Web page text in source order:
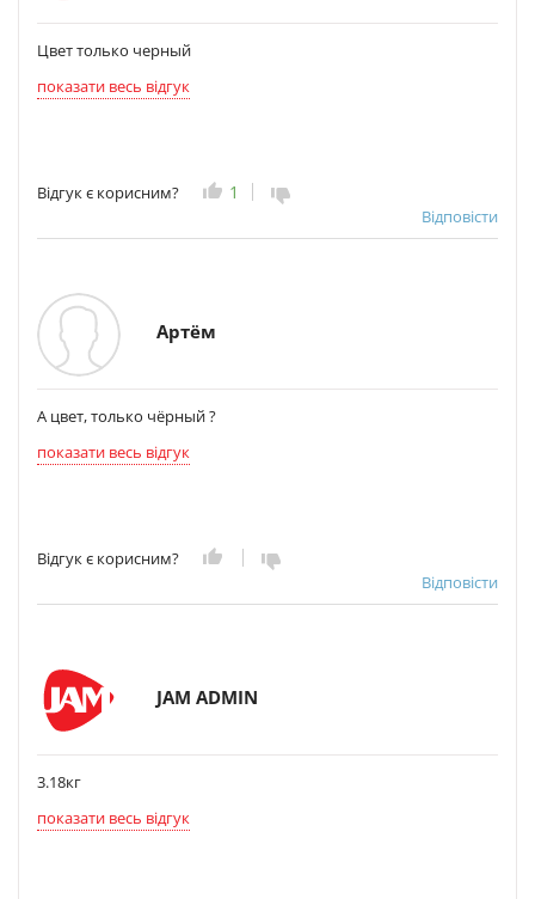
Цвет только черный
показати весь відгук
Відгук є корисним? 1
Відповісти
Артём
А цвет, только чёрный ?
показати весь відгук
Відгук є корисним?
Відповісти
JAM ADMIN
3.18кг
показати весь відгук